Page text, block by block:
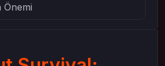
Önemi
ve Strateji İpuçları